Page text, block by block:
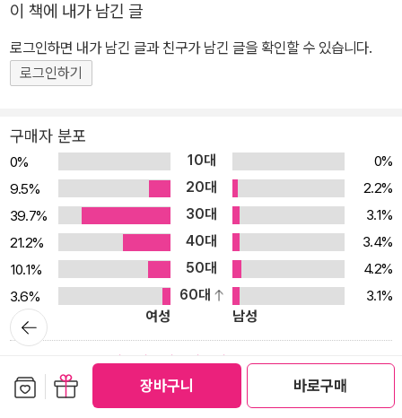
장바구니 바로구매
고 사유하는 글을 남겼다. 각기 다른 계층의 여성이 처한 현실을 명료
한 언어로 포착한 그의 글은 여전히 오늘의 독자들에게 살아 있는 통
찰로 다가온다. 그 영향력은 사후 20년이 지난 지금에도 여전하다. 2
사 ‘멧 갈라’는 손택의 에세이 「‘캠프’에 관한 노트」를 테마로 삼았고,
최근에는 배우 크리스틴 스튜어트가 주연을 맡은 전기 영화 〈손택〉이
제작 중이다. 손택은 사후 20년이 지난 지금도 현대 예술가와 사상가
들에게 영감을 주는 인물로 끊임없이 재조명된다. 이러한 손택의 사
유를 다시 만나는 기획으로, 작가의 대표작과 국내 초역 에세이를 아
우른 에세이 걸작선 시리즈 [수전 손택 더 텍스트]를 선보인다. 첫 책
『여자에 관하여』를 시작으로, 손택의 대표작인 『해석에 반대한다』와
『은유로서의 질병』, 국내 최초 출간본인 『영화에 관하여』, 『NEW S
ONTAG READER』가 출간될 예정이다. 홍한별, 김하현, 김유경 등
국내 최고의 번역가들이 손택 특유의 문장을 정교하게 옮겼으며, 각
권에는 전문가 해제를 수록해 손택의 사유를 더욱 깊이 있게 탐색할
수 있도록 했다. “우리는 ‘자기만의 방’을 찾을 필요도 없다.” 이 세계
이 책에 내가 남긴 글
로그인하면 내가 남긴 글과 친구가 남긴 글을 확인할 수 있습니다.
로그인하기
구매자 분포
0% 10대
0%
9.5%
20대
2.2%
39.7%
30대
3.1%
21.2%
40대
3.4%
10.1%
50대
4.2%
3.6%
60대
3.1%
여성
남성
9.7
뒤로가
기